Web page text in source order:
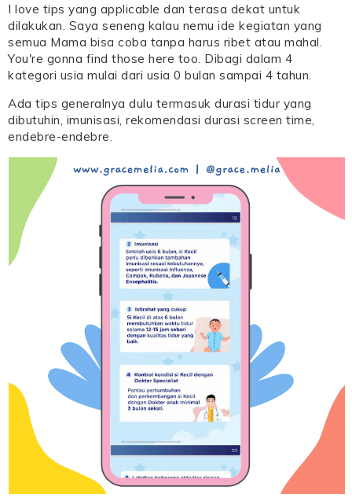
I love tips yang applicable dan terasa dekat untuk
dilakukan. Saya seneng kalau nemu ide kegiatan yang
semua Mama bisa coba tanpa harus ribet atau mahal.
You're gonna find those here too. Dibagi dalam 4
kategori usia mulai dari usia 0 bulan sampai 4 tahun.
Ada tips generalnya dulu termasuk durasi tidur yang
dibutuhin, imunisasi, rekomendasi durasi screen time,
endebre-endebre.